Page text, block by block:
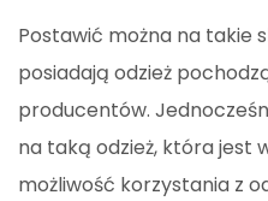
Postawić można na takie
posiadają odzież
producentów.
na taką odzież, która jest
możliwość korzystania z